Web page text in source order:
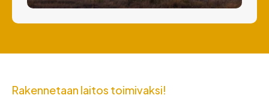
Rakennetaan laitos toimivaksi!